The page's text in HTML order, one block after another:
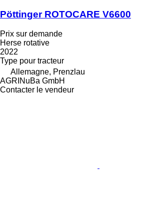
Pöttinger ROTOCARE V6600
Prix sur demande
Herse rotative
2022
Type pour tracteur
Allemagne, Prenzlau
AGRINuBa GmbH
Contacter le vendeur